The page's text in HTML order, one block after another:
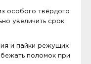
особого твёрдого
увеличить срок
и пайки режущих
поломок при